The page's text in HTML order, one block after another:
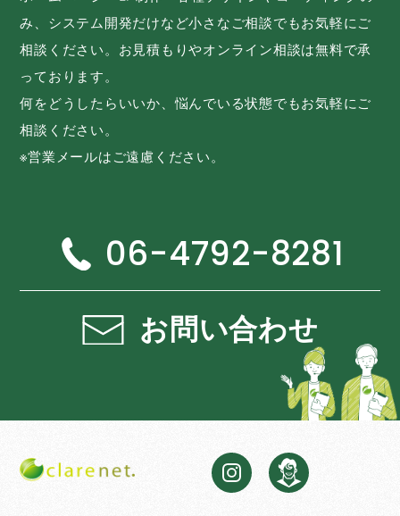
み、システム開発だけなど小さなご相談でもお気軽にご
相談ください。お見積もりやオンライン相談は無料で承
っております。
何をどうしたらいいか、悩んでいる状態でもお気軽にご
相談ください。
※営業メールはご遠慮ください。
06-4792-8281
お問い合わせ